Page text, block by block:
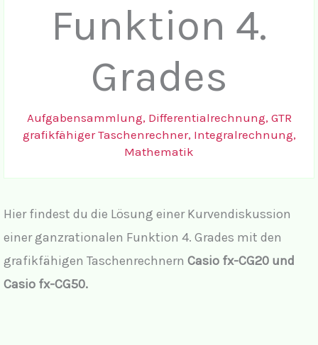
Funktion 4.
Grades
Aufgabensammlung, Differentialrechnung, GTR
grafikfähiger Taschenrechner, Integralrechnung,
Mathematik
Hier findest du die Lösung einer Kurvendiskussion
einer ganzrationalen Funktion 4. Grades mit den
grafikfähigen Taschenrechnern Casio fx-CG20 und
Casio fx-CG50.